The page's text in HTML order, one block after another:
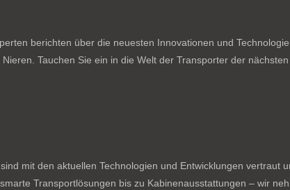
berichten über die neuesten Innovationen und
Tauchen Sie ein in die Welt der Transporter der
mit den aktuellen Technologien und Entwicklungen
Transportlösungen bis zu Kabinenausstattungen – wir